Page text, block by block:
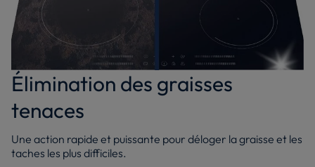
Élimination des graisses
tenaces
Une action rapide et puissante pour déloger la graisse et les
taches les plus difficiles.